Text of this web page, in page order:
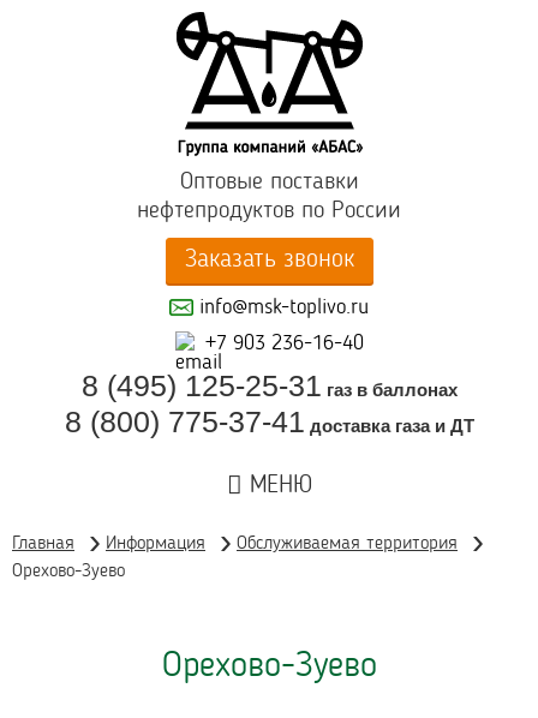
Оптовые поставки
нефтепродуктов по России
Заказать звонок
info@msk-toplivo.ru
+7 903 236-16-40
8 (495) 125-25-31 газ в баллонах
8 (800) 775-37-41 доставка газа и ДТ
МЕНЮ
Главная Информация
Обслуживаемая территория
Орехово-Зуево
Орехово-Зуево